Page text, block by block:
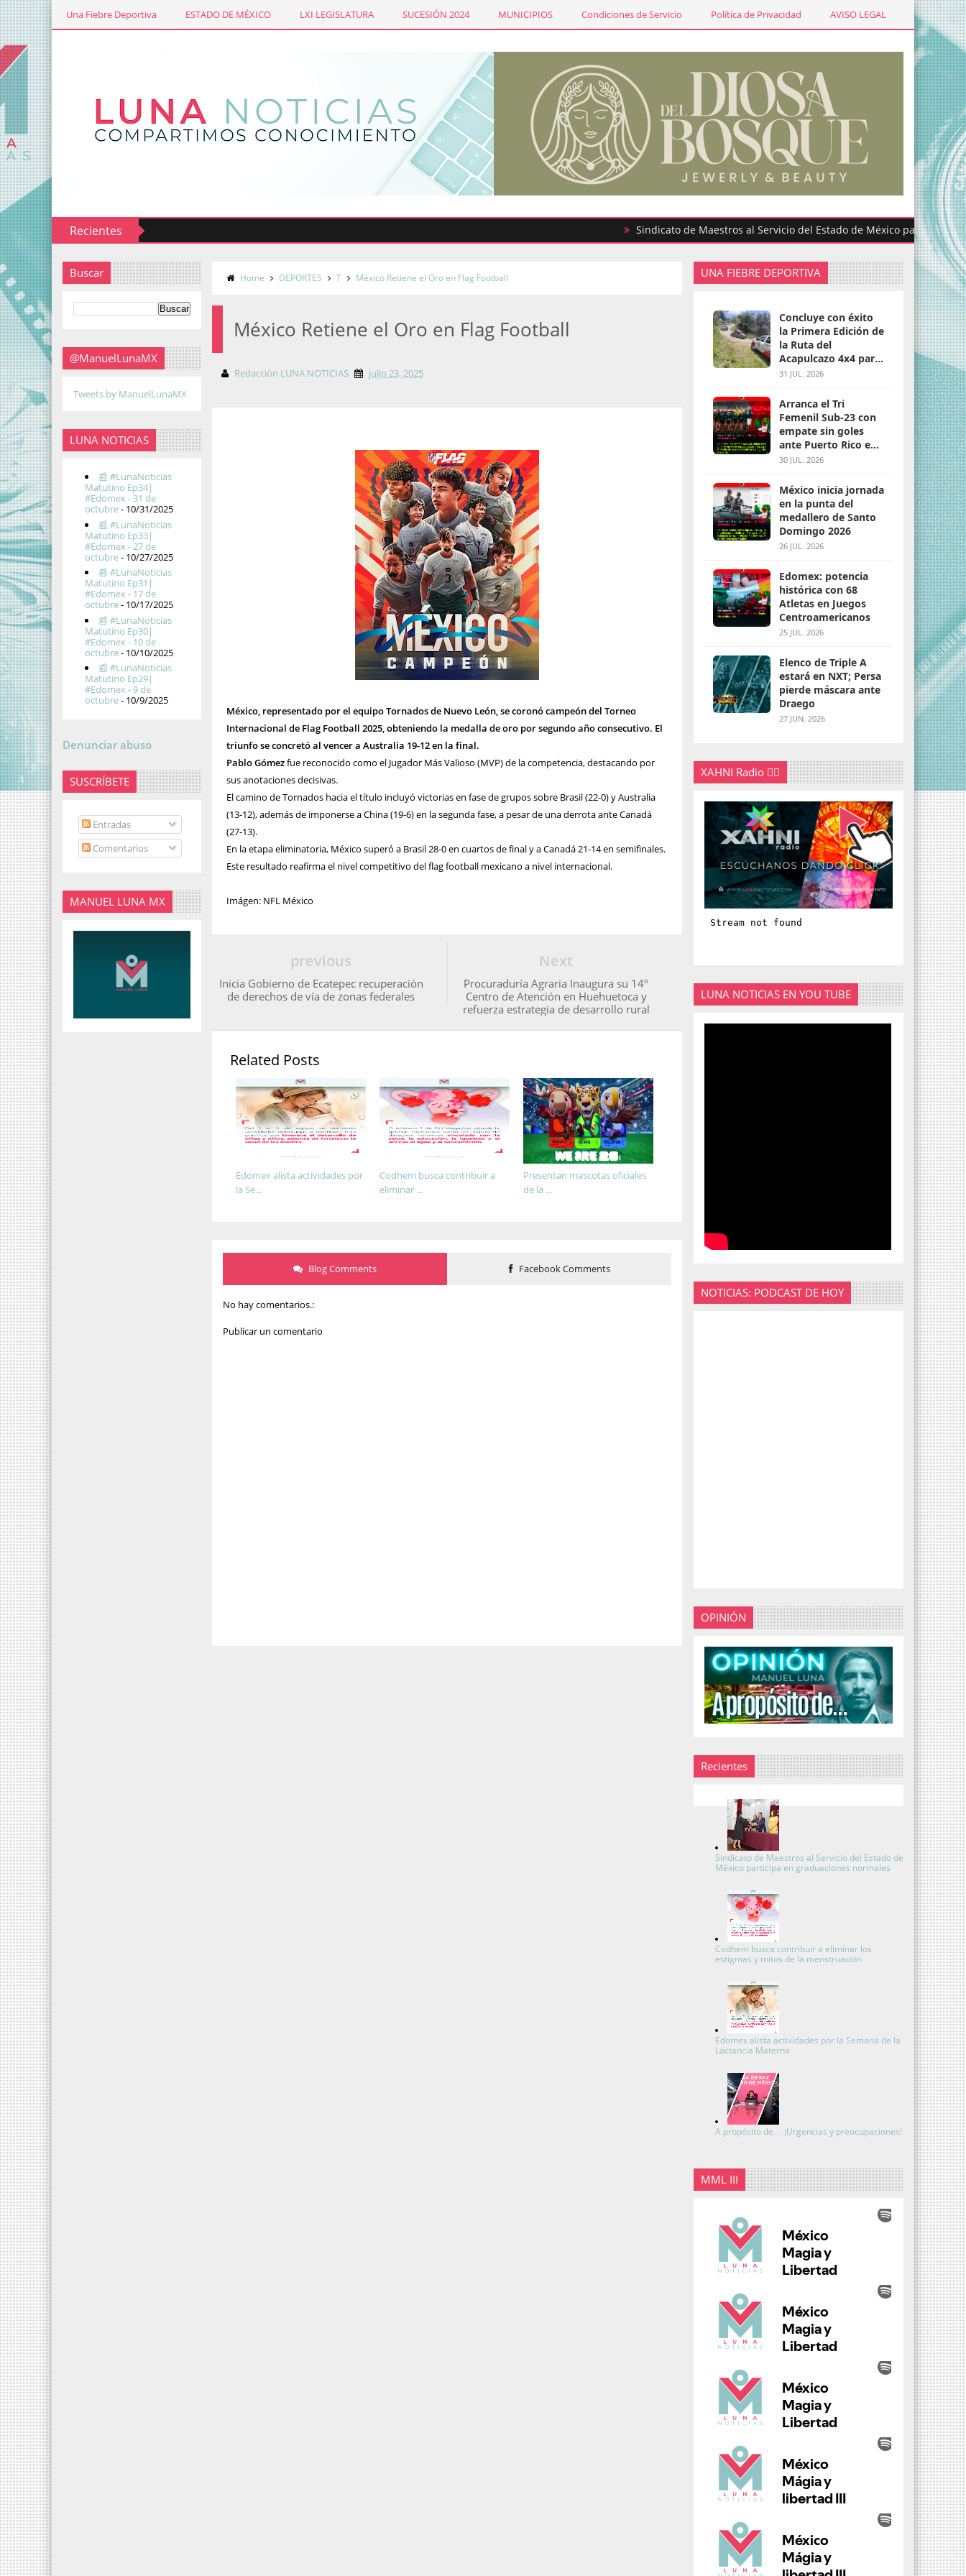
Una Fiebre Deportiva ESTADO DE MÉXICO LXI LEGISLATURA SUCESIÓN 2024 MUNICIPIOS Condiciones de Servicio Política de Privacidad AVISO LEGAL
Recientes Sindicato de Maestros al Servicio del Estado de México participa en
Buscar
@ManuelLunaMX
Tweets by ManuelLunaMX
LUNA NOTICIAS
📰 #LunaNoticias
Matutino Ep34|
#Edomex - 31 de
octubre- 10/31/2025
📰 #LunaNoticias
Matutino Ep33|
#Edomex - 27 de
octubre- 10/27/2025
📰 #LunaNoticias
Matutino Ep31|
#Edomex - 17 de
octubre- 10/17/2025
📰 #LunaNoticias
Matutino Ep30|
#Edomex - 10 de
octubre- 10/10/2025
📰 #LunaNoticias
Matutino Ep29|
#Edomex - 9 de
octubre- 10/9/2025
Denunciar abuso
SUSCRÍBETE
Entradas
Comentarios
MANUEL LUNA MX
Home DEPORTES T México Retiene el Oro en Flag Football
México Retiene el Oro en Flag Football
Redacción LUNA NOTICIAS julio 23, 2025
México, representado por el equipo Tornados de Nuevo León, se coronó campeón del Torneo
Internacional de Flag Football 2025, obteniendo la medalla de oro por segundo año consecutivo. El
triunfo se concretó al vencer a Australia 19-12 en la final.
Pablo Gómezfue reconocido como el Jugador Más Valioso (MVP) de la competencia, destacando por
sus anotaciones decisivas.
El camino de Tornados hacia el título incluyó victorias en fase de grupos sobre Brasil (22-0) y Australia
(13-12), además de imponerse a China (19-6) en la segunda fase, a pesar de una derrota ante Canadá
(27-13).
En la etapa eliminatoria, México superó a Brasil 28-0 en cuartos de final y a Canadá 21-14 en semifinales.
Este resultado reafirma el nivel competitivo del flag football mexicano a nivel internacional.
Imágen: NFL México
Next
Procuraduría Agraria Inaugura su 14º
Centro de Atención en Huehuetoca y
refuerza estrategia de desarrollo rural
previous
Inicia Gobierno de Ecatepec recuperación
de derechos de vía de zonas federales
Related Posts
Presentan mascotas oficiales
de la ...
Codhem busca contribuir a
eliminar ...
Edomex alista actividades por
la Se...
Blog Comments Facebook Comments
No hay comentarios.:
Publicar un comentario
UNA FIEBRE DEPORTIVA
Concluye con éxito
la Primera Edición de
la Ruta del
Acapulcazo 4x4 para
parejas
31 JUL. 2026
Arranca el Tri
Femenil Sub-23 con
empate sin goles
ante Puerto Rico en
Santo Domingo 2026
30 JUL. 2026
México inicia jornada
en la punta del
medallero de Santo
Domingo 2026
26 JUL. 2026
Edomex: potencia
histórica con 68
Atletas en Juegos
Centroamericanos
25 JUL. 2026
Elenco de Triple A
estará en NXT; Persa
pierde máscara ante
Draego
27 JUN. 2026
XAHNI Radio 👇🏽
LUNA NOTICIAS EN YOU TUBE
NOTICIAS: PODCAST DE HOY
OPINIÓN
Recientes
Sindicato de Maestros al Servicio del Estado de
México participa en graduaciones normales
Codhem busca contribuir a eliminar los
estigmas y mitos de la menstruación
Edomex alista actividades por la Semana de la
Lactancia Materna
A propósito de… ¡Urgencias y preocupaciones!
MML III